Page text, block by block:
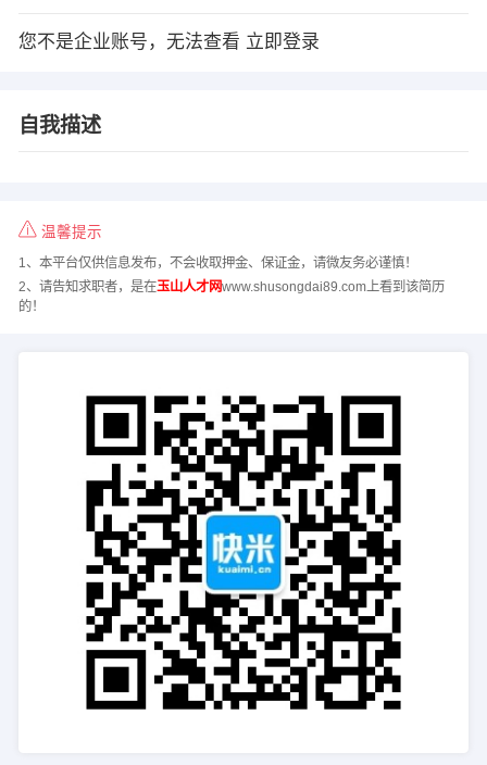
您不是企业账号，无法查看 立即登录
自我描述
温馨提示
1、本平台仅供信息发布，不会收取押金、保证金，请微友务必谨慎！
2、请告知求职者，是在玉山人才网www.shusongdai89.com上看到该简历
的！